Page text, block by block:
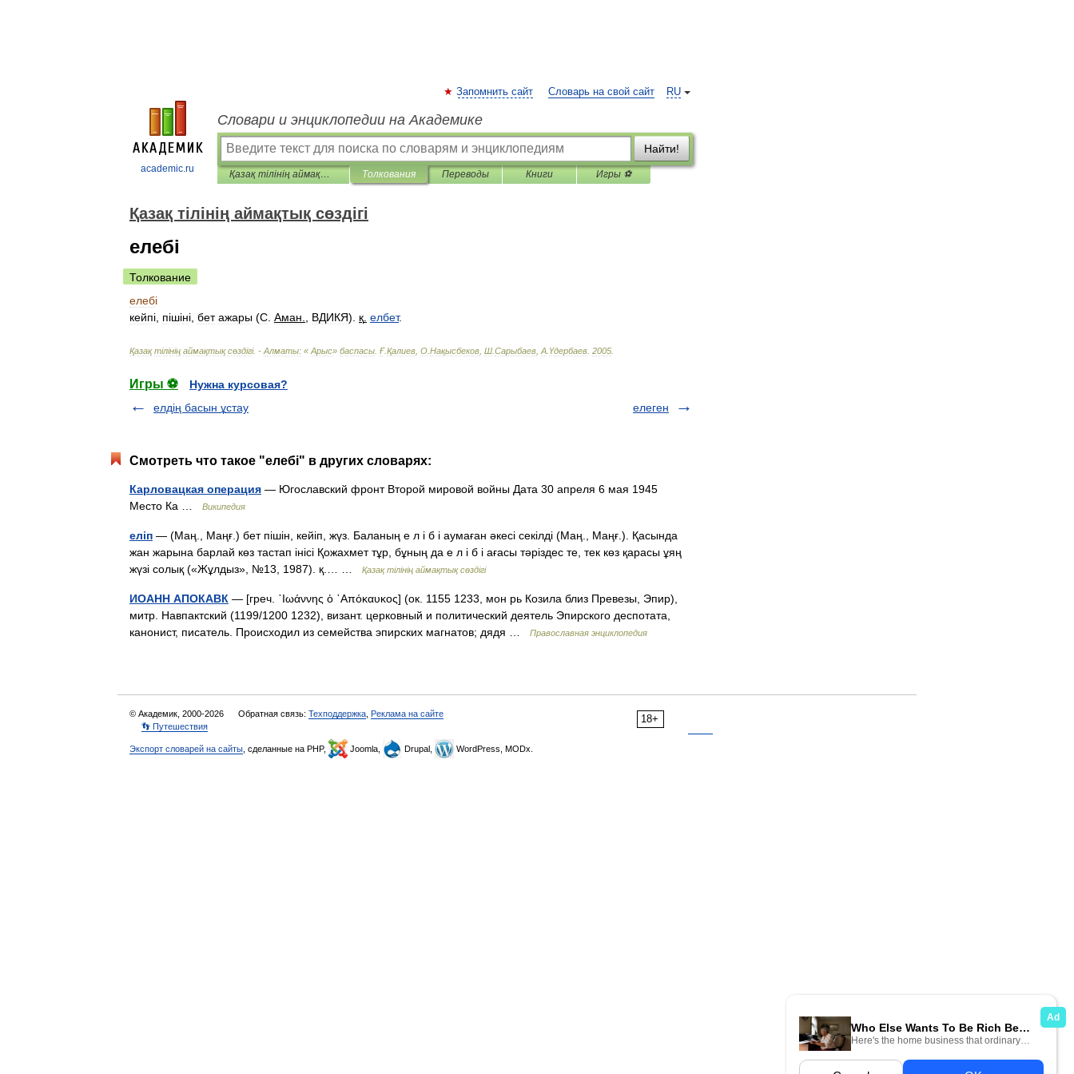
academic.ru
RU
Запомнить сайт Словарь на свой сайт
Словари и энциклопедии на Академике
Найти!
Қазақ тілінің аймақтық сөздігі Толкования Переводы Книги Игры ⚽
Қазақ тілінің аймақтық сөздігі
елебі
Толкование
елебі
кейпі, пішіні, бет ажары (С Аман ВДИКЯ). қ елбет.
Қазақ тілінің аймақтық сөздігі. - Алматы: « Арыс» баспасы Ғ.Қалиев О Нақысбеков Ш Сарыбаев А Үдербаев 2005
Игры ⚽
Нужна курсовая?
елдің басын ұстау
елеген
Смотреть что такое "елебі" в других словарях:
Карловацкая операция — Югославский фронт Второй мировой войны Дата 30 апреля 6 мая 1945
Место Ка …
Википедия
еліп — (Маң., Маңғ.) бет пішін, кейіп, жүз. Баланың е л і б і аумаған әкесі секілді (Маң., Маңғ.). Қасында
жан жарына барлай көз тастап інісі Қожахмет тұр, бұның да е л і б і ағасы тәріздес те, тек көз қарасы ұяң
жүзі солық («Жұлдыз», №13, 1987). қ.… …
Қазақ тілінің аймақтық сөздігі
ИОАНН АПОКАВК — [греч. ᾿Ιωάννης ὁ ᾿Απόκαυκος] (ок. 1155 1233, мон рь Козила близ Превезы, Эпир),
митр. Навпактский (1199/1200 1232), визант. церковный и политический деятель Эпирского деспотата,
канонист, писатель. Происходил из семейства эпирских магнатов; дядя …
Православная энциклопедия
18+
© Академик, 2000-2026 Обратная связь: Техподдержка Реклама на сайте
👣 Путешествия
Экспорт словарей на сайты , сделанные на PHP, Joomla, Drupal, WordPress, MODx.